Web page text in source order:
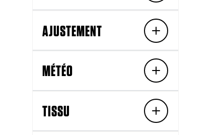
AJUSTEMENT
MÉTÉO
TISSU